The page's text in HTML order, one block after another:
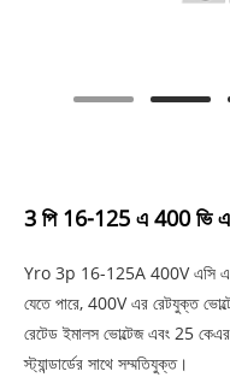
3 পি 16-125 এ 400 ভি
Yro 3p 16-125A 400V এসি
যেতে পারে, 400V এর রেটযুক্ত
রেটেড ইমালস ভোল্টেজ এবং 25
স্ট্যান্ডার্ডের সাথে সম্মতিযুক্ত।